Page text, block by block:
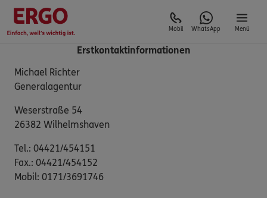
Mobil WhatsApp Menü
Erstkontaktinformationen
Michael Richter
Generalagentur
Weserstraße 54
26382 Wilhelmshaven
Tel.: 04421/454151
Fax.: 04421/454152
Mobil: 0171/3691746